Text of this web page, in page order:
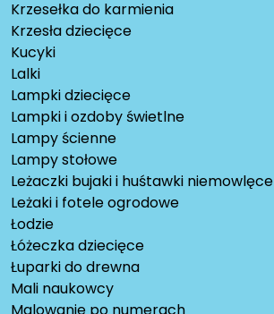
Krzesełka do karmienia
Krzesła dziecięce
Kucyki
Lalki
Lampki dziecięce
Lampki i ozdoby świetlne
Lampy ścienne
Lampy stołowe
Leżaczki bujaki i huśtawki niemowlęce
Leżaki i fotele ogrodowe
Łodzie
Łóżeczka dziecięce
Łuparki do drewna
Mali naukowcy